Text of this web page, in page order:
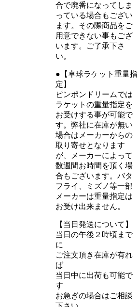
合で廃番になってしま
っている場合もござい
ます。その際商品をご
用意できない事もござ
います。ご了承下さ
い。
●【卓球ラケット重量指
定】
ピンポンドリームでは
ラケットの重量指定を
お受けする事が可能で
す。弊社に在庫が無い
場合はメーカーからの
取り寄せとなります
が、メーカーによって
数週間お時間を頂く場
合もございます。バタ
フライ、ミズノ等一部
メーカーは重量指定は
お受け出来ません。
【当日発送について】
当日の午後２時頃まで
に
ご注文頂き在庫が有れ
ば
当日中に出荷も可能で
す
お急ぎの場合はご相談